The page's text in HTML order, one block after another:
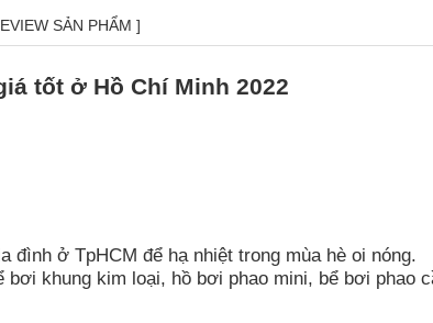
SẢN PHẨM ]
tốt ở Hồ Chí Minh 2022
ở TpHCM để hạ nhiệt trong mùa hè oi nóng.
khung kim loại, hồ bơi phao mini, bể bơi phao